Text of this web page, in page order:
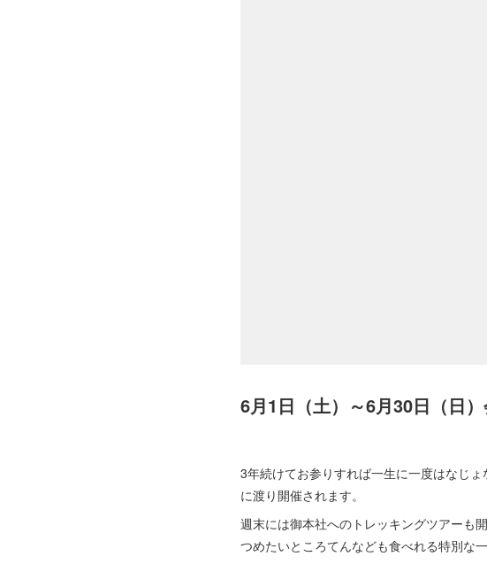
6月1日（土）～6月30日（日）
3年続けてお参りすれば一生に一度はなじ
に渡り開催されます。
週末には御本社へのトレッキングツアーも
つめたいところてんなども食べれる特別な一